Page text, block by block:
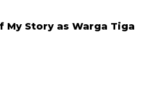
My Story as Warga Tiga